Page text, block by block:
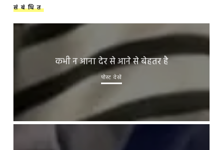
संबंधित
कभी न आना देर से आने से बेहतर है
पोस्ट देखें